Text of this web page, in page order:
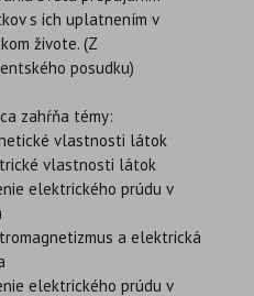
s ich uplatnením v
živote. (Z
posudku)
zahŕňa témy:
vlastnosti látok
vlastnosti látok
elektrického prúdu v
a elektrická
elektrického prúdu v